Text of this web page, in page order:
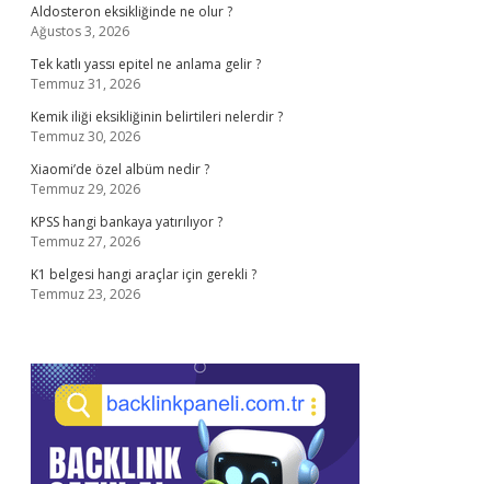
Aldosteron eksikliğinde ne olur ?
Ağustos 3, 2026
Tek katlı yassı epitel ne anlama gelir ?
Temmuz 31, 2026
Kemik iliği eksikliğinin belirtileri nelerdir ?
Temmuz 30, 2026
Xiaomi’de özel albüm nedir ?
Temmuz 29, 2026
KPSS hangi bankaya yatırılıyor ?
Temmuz 27, 2026
K1 belgesi hangi araçlar için gerekli ?
Temmuz 23, 2026